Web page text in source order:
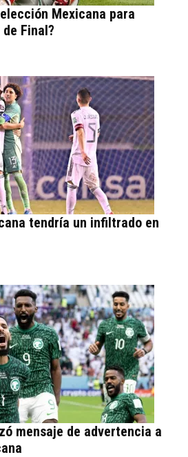
Mexicana para
Final?
tendría un infiltrado en
mensaje de advertencia a